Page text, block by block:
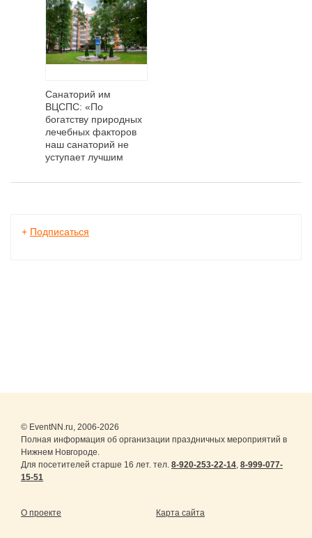
Санаторий им
ВЦСПС: «По
богатству природных
лечебных факторов
наш санаторий не
уступает лучшим
курортам!»
+ Подписаться
© EventNN.ru, 2006-2026
Полная информация об организации праздничных мероприятий в
Нижнем Новгороде.
Для посетителей старше 16 лет. тел. 8-920-253-22-14, 8-999-077-
15-51
О проекте Карта сайта